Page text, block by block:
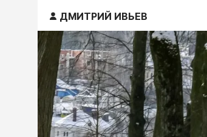
ДМИТРИЙ ИВЬЕВ